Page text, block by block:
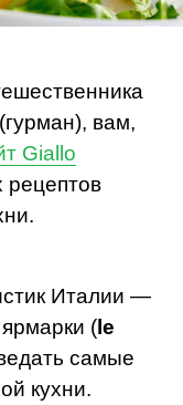
вам,
Giallo
рецептов
Италии —
( le
самые
кухни.